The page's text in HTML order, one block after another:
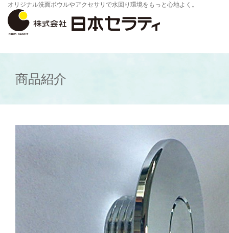
オリジナル洗面ボウルやアクセサリで水回り環境をもっと心地よく。
商品紹介